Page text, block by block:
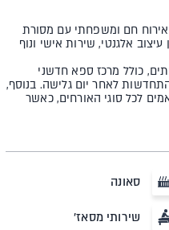
חם ומשפחתי עם מסורת
בין עיצוב אלגנטי, שירות אישי ונוף
כולל מרכז ספא חדשני
לאחר יום גלישה. בנוסף,
המותאמים לכל סוגי האורחים, כאשר
סאונה
שירותי מסאז'